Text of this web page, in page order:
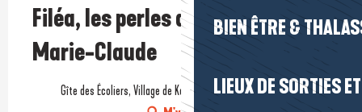
BIEN ÊTRE &
LIEUX DE SORTIES
Filéa, les perles d'Els, Atelier
Marie-Claude
Gîte des Écoliers, Village de Kerhinet, 44410 Saint-Lyphard